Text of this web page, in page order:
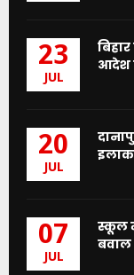
23
JUL
आदेश
20
JUL
07
JUL
स्कूल
बवाल